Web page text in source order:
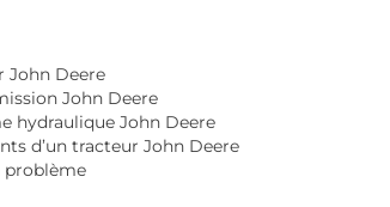
John Deere
John Deere
hydraulique John Deere
d’un tracteur John Deere
problème